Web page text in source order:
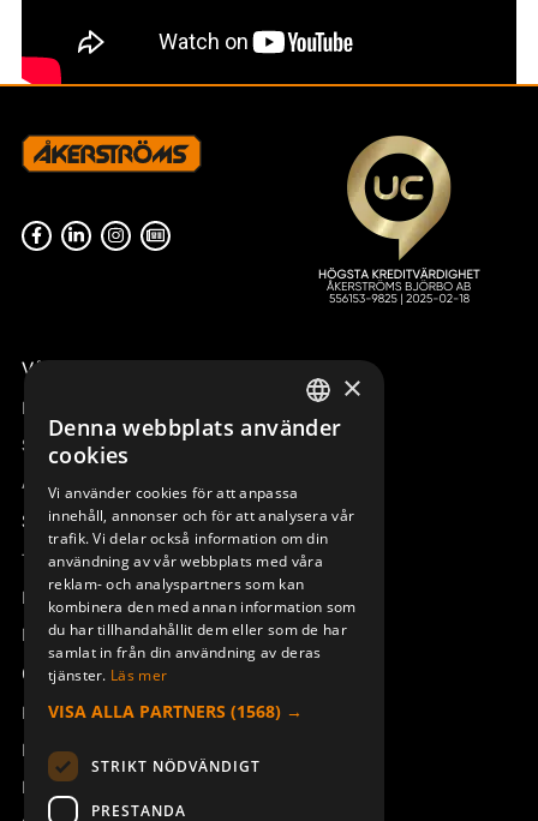
Våra radiostyrningar – översikt
Remotus
Sesam
Access_Ctrl
Support
Teknisk support
Boka service
Manualer och videoinstruktioner
Om Åkerströms
Kontakt
Nyheter
Pressrum
SWEDISH
DEUTSCH
×
Denna webbplats använder
cookies
Vi använder cookies för att anpassa
innehåll, annonser och för att analysera vår
trafik. Vi delar också information om din
användning av vår webbplats med våra
reklam- och analyspartners som kan
kombinera den med annan information som
du har tillhandahållit dem eller som de har
samlat in från din användning av deras
tjänster. Läs mer
VISA ALLA PARTNERS (1568) →
STRIKT NÖDVÄNDIGT
PRESTANDA